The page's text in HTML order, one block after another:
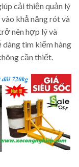
cải thiện quản lý
khả năng rót và
nên hợp lý và
dàng tìm kiếm hàng
cần thiết.